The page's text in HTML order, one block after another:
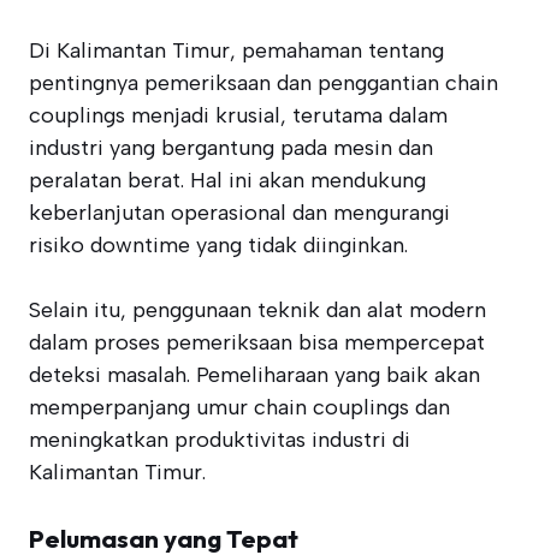
Di Kalimantan Timur, pemahaman tentang
pentingnya pemeriksaan dan penggantian chain
couplings menjadi krusial, terutama dalam
industri yang bergantung pada mesin dan
peralatan berat. Hal ini akan mendukung
keberlanjutan operasional dan mengurangi
risiko downtime yang tidak diinginkan.
Selain itu, penggunaan teknik dan alat modern
dalam proses pemeriksaan bisa mempercepat
deteksi masalah. Pemeliharaan yang baik akan
memperpanjang umur chain couplings dan
meningkatkan produktivitas industri di
Kalimantan Timur.
Pelumasan yang Tepat